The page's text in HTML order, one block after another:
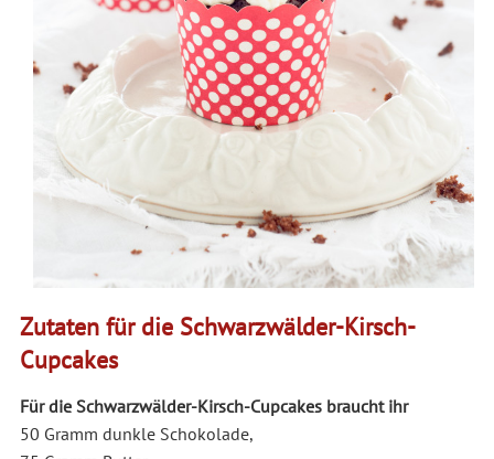
Zutaten für die Schwarzwälder-Kirsch-
Cupcakes
Für die Schwarzwälder-Kirsch-Cupcakes braucht ihr
50 Gramm dunkle Schokolade,